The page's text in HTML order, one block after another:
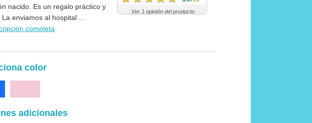
Ver 1 opinión del producto
nacido. Es un regalo práctico y
enviamos al hospital ...
completa
color
adicionales